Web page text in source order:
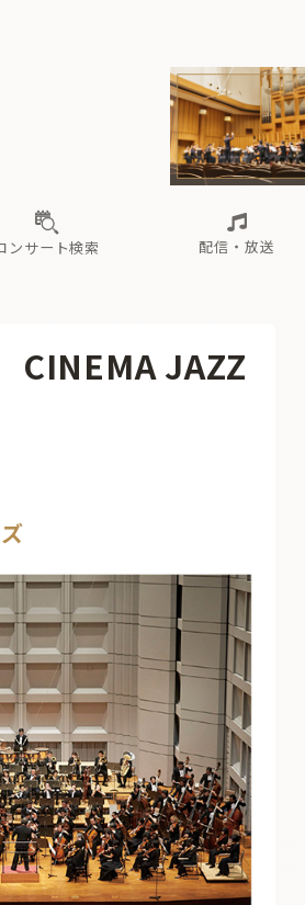
コンサート
過去の特集
ンサート検索 配信・放送
配信スケジュール
海の向こうの音楽家 Aからの眺望
過去の特集
CINEMA JAZZ